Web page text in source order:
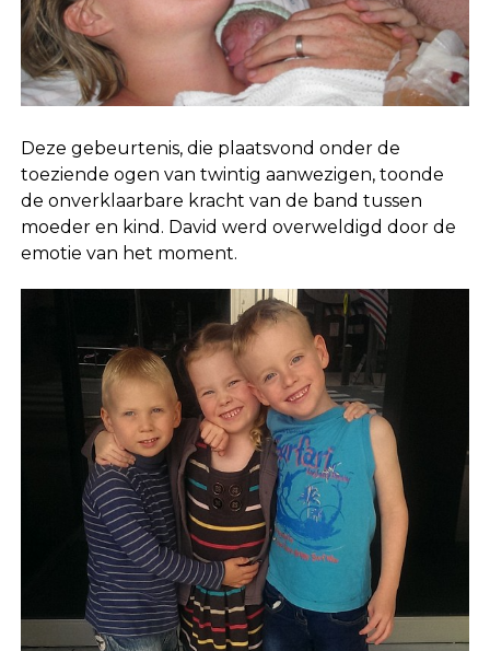
Deze gebeurtenis, die plaatsvond onder de
toeziende ogen van twintig aanwezigen, toonde
de onverklaarbare kracht van de band tussen
moeder en kind. David werd overweldigd door de
emotie van het moment.